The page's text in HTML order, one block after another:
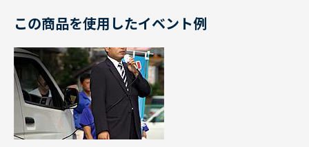
この商品を使用したイベント例